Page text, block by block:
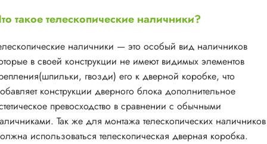
такое телескопические наличники?
наличники — это особый вид наличников
в своей конструкции не имеют видимых элементов
гвозди) его к дверной коробке, что
конструкции дверного блока дополнительное
превосходство в сравнении с обычными
Так же для монтажа телескопических наличников
использоваться телескопическая дверная коробка.